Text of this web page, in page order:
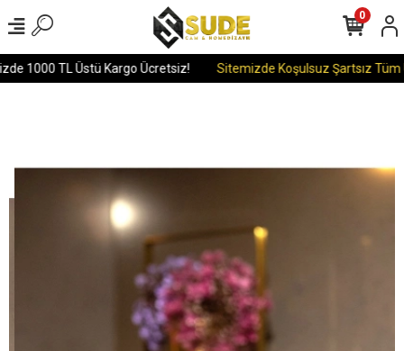
1000 TL Üstü Kargo Ücretsiz! Sitemizde Koşulsuz Şartsız Tüm
0